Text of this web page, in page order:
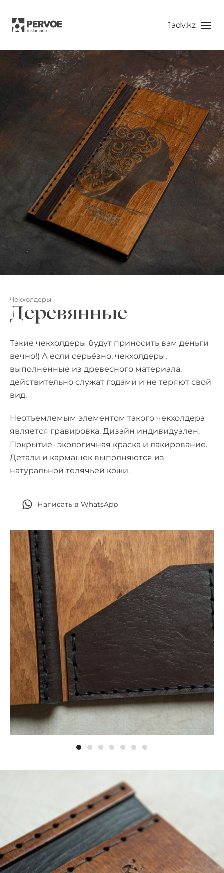
1adv.kz
Чекхолдеры
Деревянные
Такие чекхолдеры будут приносить вам деньги
вечно!) А если серьёзно, чекхолдеры,
выполненные из древесного материала,
действительно служат годами и не теряют свой
вид.
Неотъемлемым элементом такого чекхолдера
является гравировка. Дизайн индивидуален.
Покрытие- экологичная краска и лакирование.
Детали и кармашек выполняются из
натуральной телячьей кожи.
Написать в WhatsApp